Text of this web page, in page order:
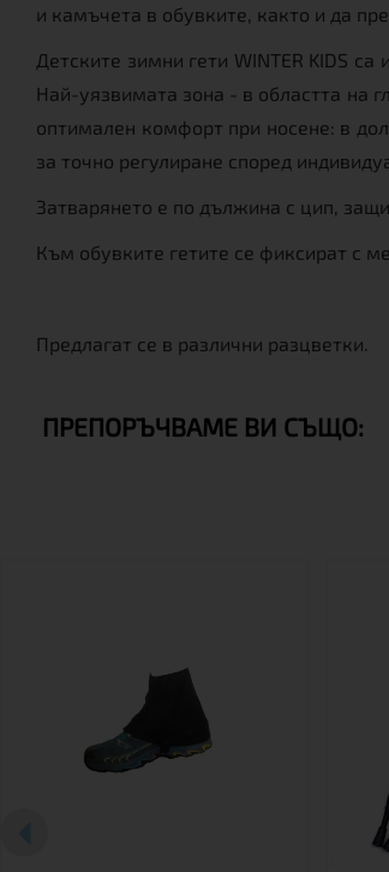
и камъчета в обувките, както и да
Детските зимни гети WINTER KIDS
Най-уязвимата зона - в областта на
оптимален комфорт при носене: в
за точно регулиране според
Затварянето е по дължина с цип,
Към обувките гетите се фиксират с
Предлагат се в различни разцветки.
ПРЕПОРЪЧВАМЕ ВИ СЪЩО: